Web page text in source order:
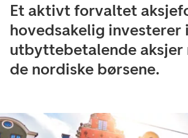
Et aktivt forvaltet
hovedsakelig investerer i
utbyttebetalende aksjer
de nordiske børsene.